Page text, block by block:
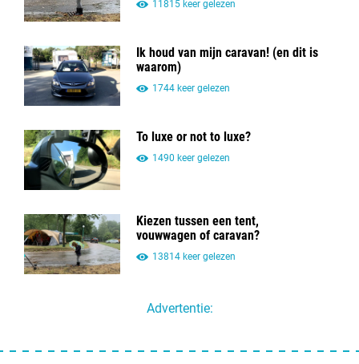
11815 keer gelezen
Ik houd van mijn caravan! (en dit is
waarom)
1744 keer gelezen
To luxe or not to luxe?
1490 keer gelezen
Kiezen tussen een tent,
vouwwagen of caravan?
13814 keer gelezen
Advertentie: